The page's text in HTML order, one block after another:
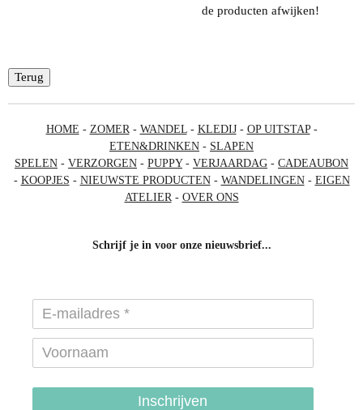
de producten afwijken!
Terug
HOME - ZOMER- WANDEL- KLEDIJ- OP UITSTAP-
ETEN&DRINKEN - SLAPEN
SPELEN - VERZORGEN - PUPPY- VERJAARDAG - CADEAUBON
- KOOPJES - NIEUWSTE PRODUCTEN- WANDELINGEN- EIGEN
ATELIER- OVER ONS
Schrijf je in voor onze nieuwsbrief...
Inschrijven